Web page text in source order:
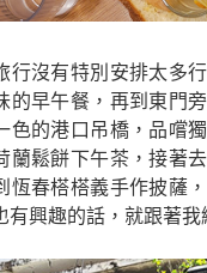
行沒有特別安排太多
的早午餐，再到東門
色的港口吊橋，品嚐
蘭鬆餅下午茶，接著
恆春榙榙義手作披薩
有興趣的話，就跟著我